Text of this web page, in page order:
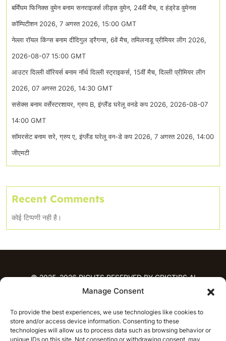
Manage Consent
To provide the best experiences, we use technologies like cookies to
store and/or access device information. Consenting to these
technologies will allow us to process data such as browsing behavior or
unique IDs on this site. Not consenting or withdrawing consent, may
बर्मिंघम फिनिक्स वुमेन बनाम सनराइजर्स लीड्स वुमेन, 24वीं मैच, द हंड्रेड वुमेनस
कॉम्पिटीशन 2026, 7 अगस्त 2026, 15:00 GMT
नेल्ला रॉयल किंग्स बनाम दींदिगुल ड्रैगन्स, 6वें मैच, तमिलनाडू प्रीमियर लीग 2026,
2026-08-07 15:00 GMT
आउटर दिल्ली वॉरियर्स बनाम नॉर्थ दिल्ली स्ट्राइकर्स, 15वीं मैच, दिल्ली प्रीमियर लीग
2026, 07 अगस्त 2026, 14:30 GMT
ससेक्स बनाम वर्सेस्टरशायर, ग्रुप B, इंग्लैंड घरेलू वनडे कप 2026, 2026-08-07
14:00 GMT
सॉमरसेट बनाम सरे, ग्रुप ए, इंग्लैंड घरेलू वन-डे कप 2026, 7 अगस्त 2026, 14:00
जीएमटी
Recent Comments
कोई टिप्पणी नही है।
© 2025-2026 RIGHTS RESERVED BY CRICTIPS.AI
भविष्यवाणियाँ
आईपीएल भविष्यवाणियाँ
टी20 लीग भविष्यवाणियाँ